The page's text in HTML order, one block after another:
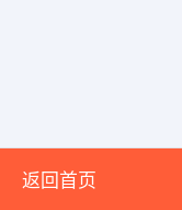
返回首页